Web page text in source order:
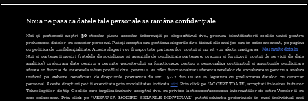
ABONARE DIGI TV
GESTIONAȚI PREFERINȚELE
CODUL DIGI24
Nouă ne pasă ca datele tale personale să rămână confidențiale
Noi și partenerii noștri 30stocăm și/sau accesăm informații pe dispozitivul dvs., precum identificatorii cookie unici pentru
prelucrarea datelor cu caracter personal. Puteți accepta sau gestiona alegerile dvs. făcând clic mai jos sau în orice moment, pe pagina
cu politica de confidențialitate. Aceste alegeri vor fi raportate partenerilor noștri și nu vă vor afecta navigarea.
Mai multe detalii
Noi si partenerii nostri (retelele de socializare si agentiile de publicitate partenere, precum si furnizorii nostri de servicii de date
analitice) prelucram date pentru a permite website-ului sa functioneze, pentru a personaliza continutul si anunturile publicitare
afisate in functie de interesele si/sau profilul dvs., pentru a va oferi functionalitati aferente retelelor de socializare si pentru a analiza
traficul pe website. Beneficiati de drepturile prevazute de art. 15-22 din GDPR in legatura cu prelucrarea datelor cu caracter
personal. Aceste drepturi pot fi exercitate prin modalitatea indicata aici. Prin click pe “ACCEPT TOATE”, acceptati folosirea tuturor
Tehnologiilor de tip Cookie, care implica inclusiv acceptul dvs. cu privire la stocarea/accesarea informatiilor de catre Vendor-ii cu
care colaboram. Prin click pe “VREAU SA MODIFIC SETARILE INDIVIDUAL” puteti schimba preferintele in mod individual, mai